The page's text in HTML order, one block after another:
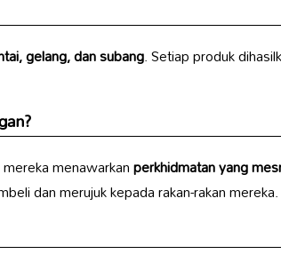
gelang, dan subang. Setiap produk
menawarkanperkhidmatan yang
dan merujuk kepada rakan-rakan mereka.